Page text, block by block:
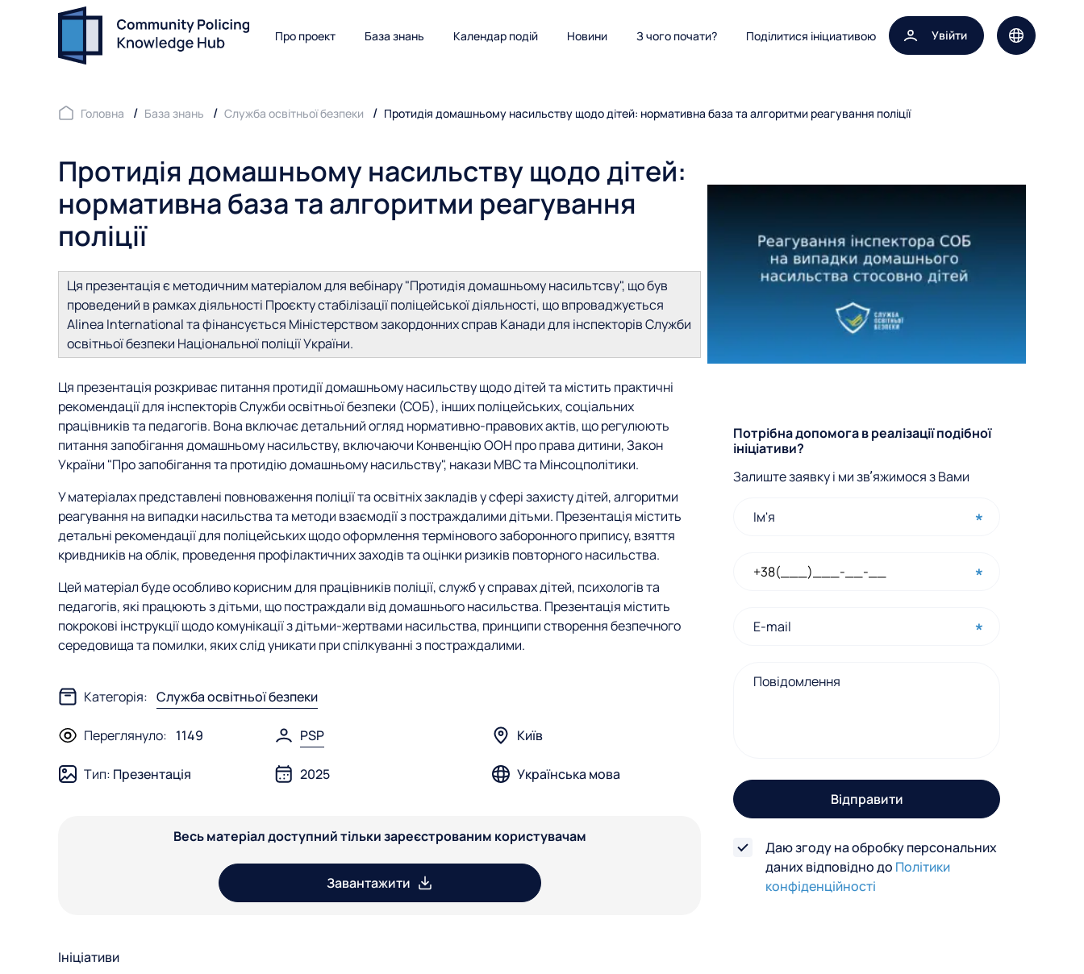
Про проект База знань Календар подій Новини З чого почати? Поділитися ініциативою Увійти Вибір мови
Головна База знань Служба освітньої безпеки Протидія домашньому насильству щодо дітей: нормативна база та алгоритми реагування поліції
Протидія домашньому насильству щодо дітей:
нормативна база та алгоритми реагування
поліції
Ця презентація є методичним матеріалом для вебінару "Протидія домашньому насильтсву", що був
проведений в рамках діяльності Проєкту стабілізації поліцейської діяльності, що впроваджується
Alinea International та фінансується Міністерством закордонних справ Канади для інспекторів Служби
освітньої безпеки Національної поліції України.
Ця презентація розкриває питання протидії домашньому насильству щодо дітей та містить практичні
рекомендації для інспекторів Служби освітньої безпеки (СОБ), інших поліцейських, соціальних
працівників та педагогів. Вона включає детальний огляд нормативно-правових актів, що регулюють
питання запобігання домашньому насильству, включаючи Конвенцію ООН про права дитини, Закон
України "Про запобігання та протидію домашньому насильству", накази МВС та Мінсоцполітики.
У матеріалах представлені повноваження поліції та освітніх закладів у сфері захисту дітей, алгоритми
реагування на випадки насильства та методи взаємодії з постраждалими дітьми. Презентація містить
детальні рекомендації для поліцейських щодо оформлення термінового заборонного припису, взяття
кривдників на облік, проведення профілактичних заходів та оцінки ризиків повторного насильства.
Цей матеріал буде особливо корисним для працівників поліції, служб у справах дітей, психологів та
педагогів, які працюють з дітьми, що постраждали від домашнього насильства. Презентація містить
покрокові інструкції щодо комунікації з дітьми-жертвами насильства, принципи створення безпечного
середовища та помилки, яких слід уникати при спілкуванні з постраждалими.
Категорія: Служба освітньої безпеки
Переглянуло: 1149 PSP Київ
Тип: Презентація 2025 Українська мова
Весь матеріал доступний тільки зареєстрованим користувачам
Завантажити
Ініціативи
Ф
о
р
з
в
Потрібна допомога в реалізації подібної
ініціативи?
Залиште заявку і ми звʼяжимося з Вами
Відправити
Даю згоду на обробку персональних
даних відповідно до Політики
конфіденційності